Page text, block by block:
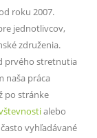
roku 2007.
jednotlivcov,
združenia.
prvého stretnutia
naša práca
po stránke
alebo
vyhľadávané